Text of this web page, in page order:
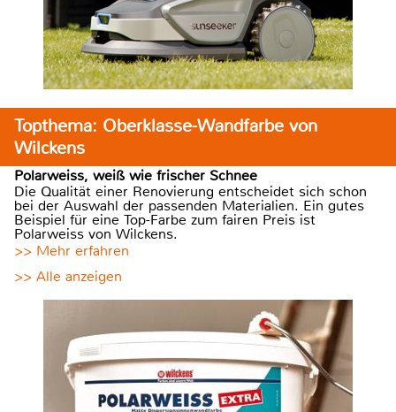
Topthema: Oberklasse-Wandfarbe von
Wilckens
Polarweiss, weiß wie frischer Schnee
Die Qualität einer Renovierung entscheidet sich schon
bei der Auswahl der passenden Materialien. Ein gutes
Beispiel für eine Top-Farbe zum fairen Preis ist
Polarweiss von Wilckens.
>> Mehr erfahren
>> Alle anzeigen